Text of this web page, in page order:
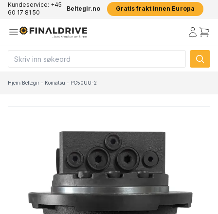
Kundeservice: +45
60 17 81 50
Beltegir.no Gratis frakt innen Europa
Hjem/Beltegir - Komatsu - PC50UU-2